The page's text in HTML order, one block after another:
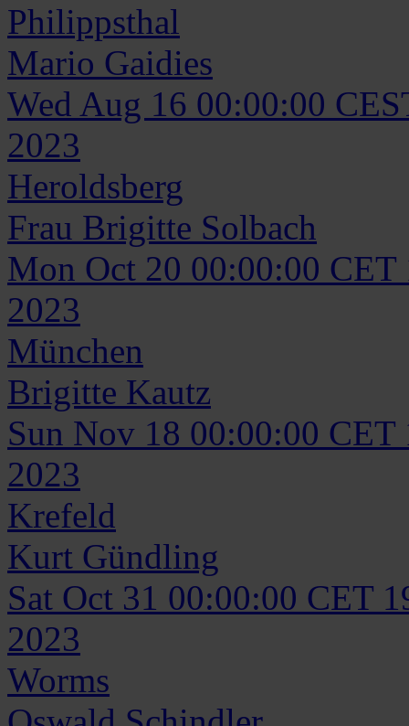
Philippsthal
Mario Gaidies
Wed Aug 16 00:00:00
2023
Heroldsberg
Frau Brigitte Solbach
Mon Oct 20 00:00:00 CET
2023
München
Brigitte Kautz
Sun Nov 18 00:00:00 CET
2023
Krefeld
Kurt Gündling
Sat Oct 31 00:00:00 CET
2023
Worms